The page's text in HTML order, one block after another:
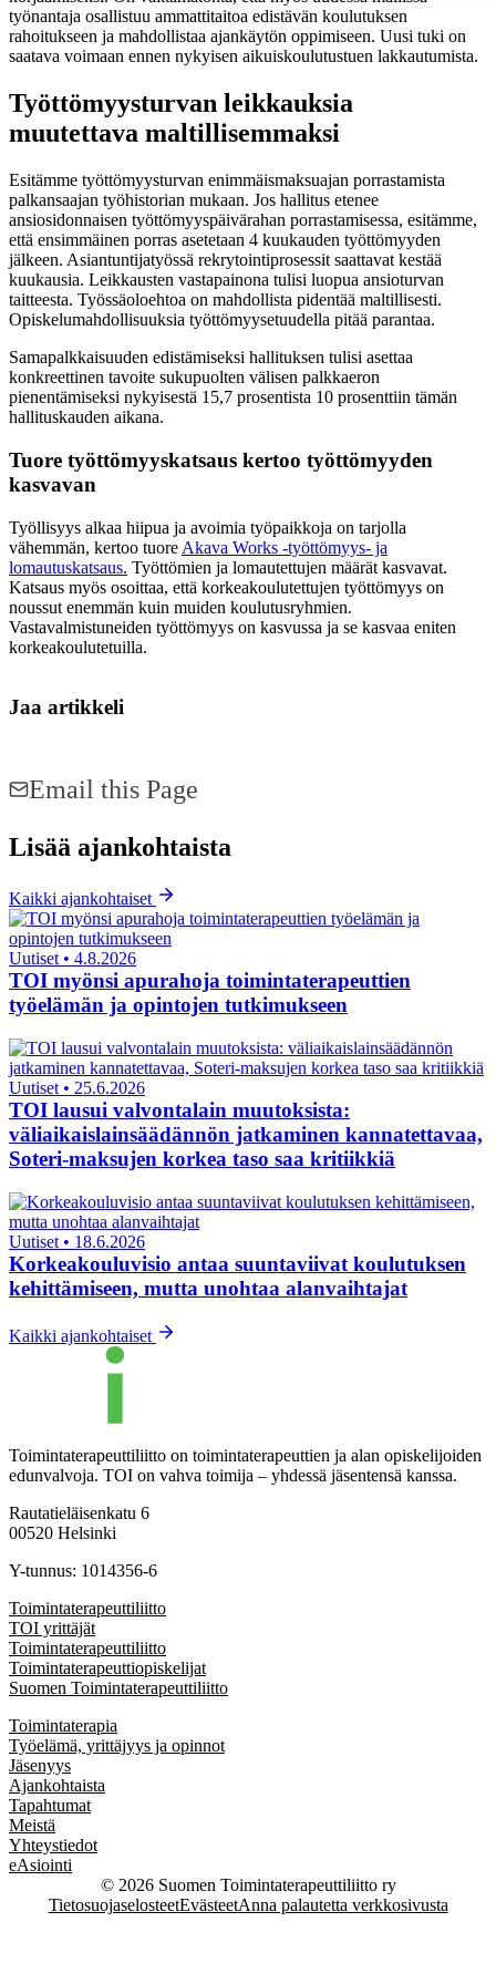
työnantaja osallistuu ammattitaitoa edistävän koulutuksen
rahoitukseen ja mahdollistaa ajankäytön oppimiseen. Uusi tuki on
saatava voimaan ennen nykyisen aikuiskoulutustuen lakkautumista.
Työttömyysturvan leikkauksia
muutettava maltillisemmaksi
Esitämme työttömyysturvan enimmäismaksuajan porrastamista
palkansaajan työhistorian mukaan. Jos hallitus etenee
ansiosidonnaisen työttömyyspäivärahan porrastamisessa, esitämme,
että ensimmäinen porras asetetaan 4 kuukauden työttömyyden
jälkeen. Asiantuntijatyössä rekrytointiprosessit saattavat kestää
kuukausia. Leikkausten vastapainona tulisi luopua ansioturvan
taitteesta. Työssäoloehtoa on mahdollista pidentää maltillisesti.
Opiskelumahdollisuuksia työttömyysetuudella pitää parantaa.
Samapalkkaisuuden edistämiseksi hallituksen tulisi asettaa
konkreettinen tavoite sukupuolten välisen palkkaeron
pienentämiseksi nykyisestä 15,7 prosentista 10 prosenttiin tämän
hallituskauden aikana.
Tuore työttömyyskatsaus kertoo työttömyyden
kasvavan
Työllisyys alkaa hiipua ja avoimia työpaikkoja on tarjolla
vähemmän, kertoo tuore Akava Works -työttömyys- ja
lomautuskatsaus. Työttömien ja lomautettujen määrät kasvavat.
Katsaus myös osoittaa, että korkeakoulutettujen työttömyys on
noussut enemmän kuin muiden koulutusryhmien.
Vastavalmistuneiden työttömyys on kasvussa ja se kasvaa eniten
korkeakoulutetuilla.
Jaa artikkeli
Email this Page
Lisää ajankohtaista
Kaikki ajankohtaiset
Uutiset • 4.8.2026
TOI myönsi apurahoja toimintaterapeuttien
työelämän ja opintojen tutkimukseen
Uutiset • 25.6.2026
TOI lausui valvontalain muutoksista:
väliaikaislainsäädännön jatkaminen kannatettavaa,
Soteri-maksujen korkea taso saa kritiikkiä
Uutiset • 18.6.2026
Korkeakouluvisio antaa suuntaviivat koulutuksen
kehittämiseen, mutta unohtaa alanvaihtajat
Kaikki ajankohtaiset
Toimintaterapeuttiliitto on toimintaterapeuttien ja alan opiskelijoiden
edunvalvoja. TOI on vahva toimija – yhdessä jäsentensä kanssa.
Rautatieläisenkatu 6
00520 Helsinki
Y-tunnus: 1014356-6
Toimintaterapeuttiliitto
TOI yrittäjät
Toimintaterapeuttiliitto
Toimintaterapeuttiopiskelijat
Suomen Toimintaterapeuttiliitto
Toimintaterapia
Työelämä, yrittäjyys ja opinnot
Jäsenyys
Ajankohtaista
Tapahtumat
Meistä
Yhteystiedot
eAsiointi
© 2026 Suomen Toimintaterapeuttiliitto ry
TietosuojaselosteetEvästeetAnna palautetta verkkosivusta